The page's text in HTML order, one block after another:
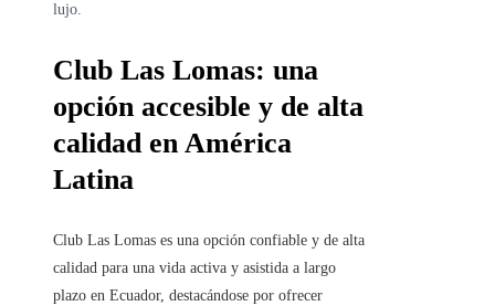
lujo.
Club Las Lomas: una
opción accesible y de alta
calidad en América
Latina
Club Las Lomas es una opción confiable y de alta
calidad para una vida activa y asistida a largo
plazo en Ecuador, destacándose por ofrecer